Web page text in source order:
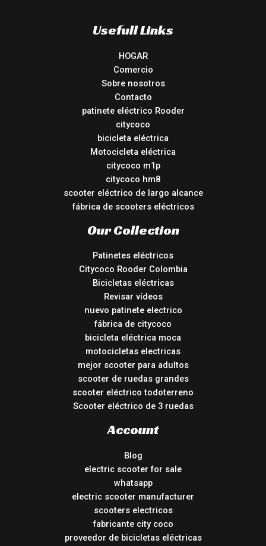
Usefull Links
HOGAR
Comercio
Sobre nosotros
Contacto
patinete eléctrico Rooder
citycoco
bicicleta eléctrica
Motocicleta eléctrica
citycoco m1p
citycoco hm8
scooter eléctrico de largo alcance
fábrica de scooters eléctricos
Our Collection
Patinetes eléctricos
Citycoco Rooder Colombia
Bicicletas eléctricas
Revisar vídeos
nuevo patinete electrico
fábrica de citycoco
bicicleta eléctrica moca
motocicletas electricas
mejor scooter para adultos
scooter de ruedas grandes
scooter eléctrico todoterreno
Scooter eléctrico de 3 ruedas
Account
Blog
electric scooter for sale
whatsapp
electric scooter manufacturer
scooters electricos
fabricante city coco
proveedor de bicicletas eléctricas